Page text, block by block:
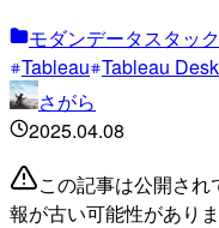
モダンデータスタッ
Tableau Tableau
さがら
2025.04.08
この記事は公開さ
報が古い可能性があり